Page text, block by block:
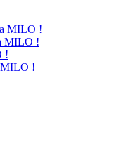
MILO !
MILO !
!
MILO !